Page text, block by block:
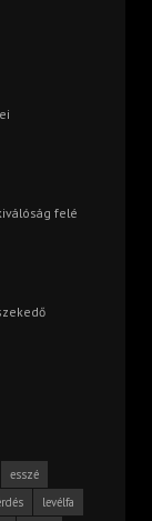
felé
esszé
levélfa